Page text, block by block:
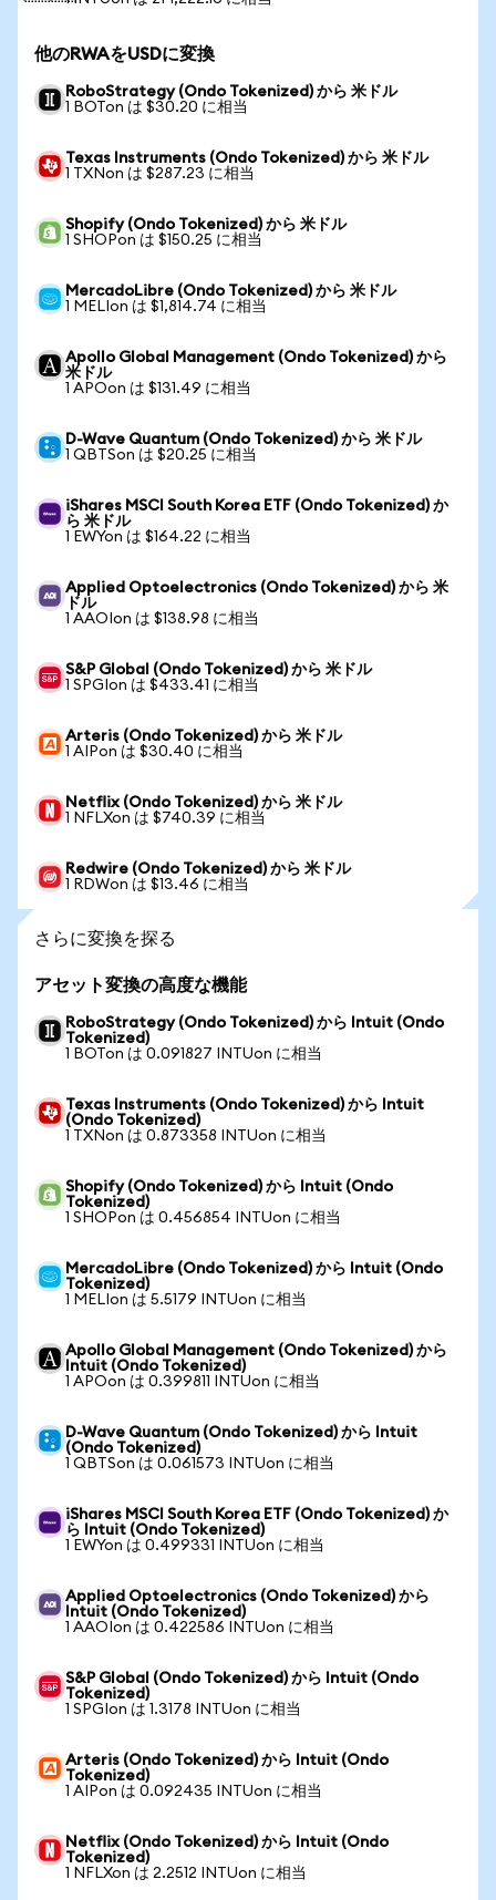
他のRWAをUSDに変換
RoboStrategy (Ondo Tokenized) から 米ドル
1 BOTon は $30.20 に相当
Texas Instruments (Ondo Tokenized) から 米ドル
1 TXNon は $287.23 に相当
Shopify (Ondo Tokenized) から 米ドル
1 SHOPon は $150.25 に相当
MercadoLibre (Ondo Tokenized) から 米ドル
1 MELIon は $1,814.74 に相当
Apollo Global Management (Ondo Tokenized) から
米ドル
1 APOon は $131.49 に相当
D-Wave Quantum (Ondo Tokenized) から 米ドル
1 QBTSon は $20.25 に相当
iShares MSCI South Korea ETF (Ondo Tokenized) か
ら 米ドル
1 EWYon は $164.22 に相当
Applied Optoelectronics (Ondo Tokenized) から 米
ドル
1 AAOIon は $138.98 に相当
S&P Global (Ondo Tokenized) から 米ドル
1 SPGIon は $433.41 に相当
Arteris (Ondo Tokenized) から 米ドル
1 AIPon は $30.40 に相当
Netflix (Ondo Tokenized) から 米ドル
1 NFLXon は $740.39 に相当
Redwire (Ondo Tokenized) から 米ドル
1 RDWon は $13.46 に相当
さらに変換を探る
アセット変換の高度な機能
RoboStrategy (Ondo Tokenized) から Intuit (Ondo
Tokenized)
1 BOTon は 0.091827 INTUon に相当
Texas Instruments (Ondo Tokenized) から Intuit
(Ondo Tokenized)
1 TXNon は 0.873358 INTUon に相当
Shopify (Ondo Tokenized) から Intuit (Ondo
Tokenized)
1 SHOPon は 0.456854 INTUon に相当
MercadoLibre (Ondo Tokenized) から Intuit (Ondo
Tokenized)
1 MELIon は 5.5179 INTUon に相当
Apollo Global Management (Ondo Tokenized) から
Intuit (Ondo Tokenized)
1 APOon は 0.399811 INTUon に相当
D-Wave Quantum (Ondo Tokenized) から Intuit
(Ondo Tokenized)
1 QBTSon は 0.061573 INTUon に相当
iShares MSCI South Korea ETF (Ondo Tokenized) か
ら Intuit (Ondo Tokenized)
1 EWYon は 0.499331 INTUon に相当
Applied Optoelectronics (Ondo Tokenized) から
Intuit (Ondo Tokenized)
1 AAOIon は 0.422586 INTUon に相当
S&P Global (Ondo Tokenized) から Intuit (Ondo
Tokenized)
1 SPGIon は 1.3178 INTUon に相当
Arteris (Ondo Tokenized) から Intuit (Ondo
Tokenized)
1 AIPon は 0.092435 INTUon に相当
Netflix (Ondo Tokenized) から Intuit (Ondo
Tokenized)
1 NFLXon は 2.2512 INTUon に相当